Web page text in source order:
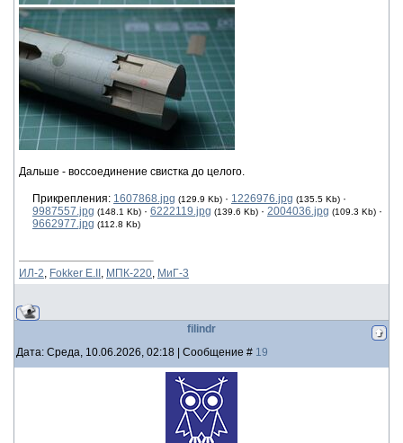
Дальше - воссоединение свистка до целого.
Прикрепления: 1607868.jpg (129.9 Kb) · 1226976.jpg (135.5 Kb) ·
9987557.jpg (148.1 Kb) · 6222119.jpg (139.6 Kb) · 2004036.jpg (109.3 Kb) ·
9662977.jpg (112.8 Kb)
ИЛ-2, Fokker E.II , МПК-220, МиГ-3
filindr
Дата: Среда, 10.06.2026, 02:18 | Сообщение # 19